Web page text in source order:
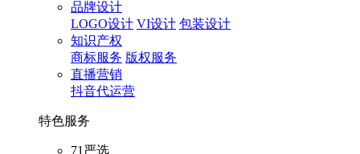
品牌设计
LOGO设计 VI设计 包装设计
知识产权
商标服务 版权服务
直播营销
抖音代运营
特色服务
71严选